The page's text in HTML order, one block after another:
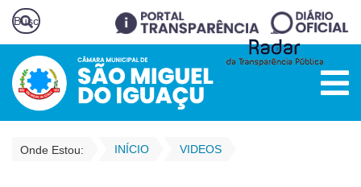
Onde Estou: INÍCIO VIDEOS